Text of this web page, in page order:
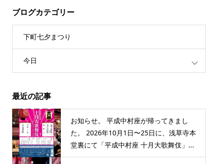
ブログカテゴリー
下町七夕まつり
今日
最近の記事
お知らせ。 平成中村座が帰ってきまし
た。 2026年10月1日〜25日に、浅草寺本
堂裏にて「平成中村座 十月大歌舞伎」...